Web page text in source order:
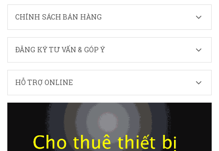
CHÍNH SÁCH BÁN HÀNG
ĐĂNG KÝ TƯ VẤN & GÓP Ý
HỖ TRỢ ONLINE